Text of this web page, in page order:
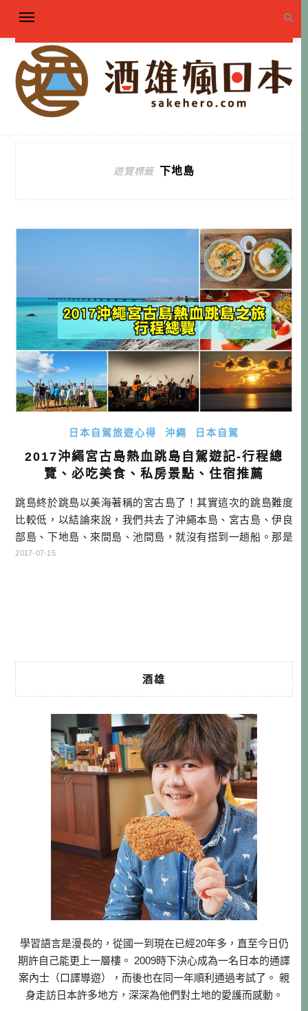
遊覽標籤 下地島
日本自駕旅遊心得 沖繩 日本自駕
2017沖繩宮古島熱血跳島自駕遊記-行程總
覽、必吃美食、私房景點、住宿推薦
跳島終於跳島以美海著稱的宮古島了！其實這次的跳島難度
比較低，以結論來說，我們共去了沖繩本島、宮古島、伊良
部島、下地島、來間島、池間島，就沒有搭到一趟船。那是
因為除了沖繩本島去宮古島需要搭飛機之外，剩下所有的島
2017-07-15
酒雄
學習語言是漫長的，從國一到現在已經20年多，直至今日仍
期許自己能更上一層樓。 2009時下決心成為一名日本的通譯
案內士（口譯導遊），而後也在同一年順利通過考試了。 親
身走訪日本許多地方，深深為他們對土地的愛護而感動。